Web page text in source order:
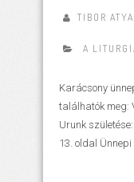
TIBOR ATYA
A
Karácsony
találhatók meg:
Urunk
13. oldal Ünnepi